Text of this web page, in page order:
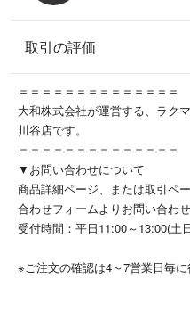
取引の評価
＝＝＝＝＝＝＝＝＝＝＝＝＝＝
大和株式会社が運営する、ラク
川谷店です。
＝＝＝＝＝＝＝＝＝＝＝＝＝＝
▼お問い合わせについて
商品詳細ページ、または取引ペ
合わせフォームよりお問い合わせ
受付時間：平日11:00～13:00(土
※ご注文の確認は4～7営業日毎に